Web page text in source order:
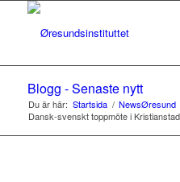
Blogg - Senaste nytt
Du är här: Startsida / NewsØresund
Dansk-svenskt toppmöte i